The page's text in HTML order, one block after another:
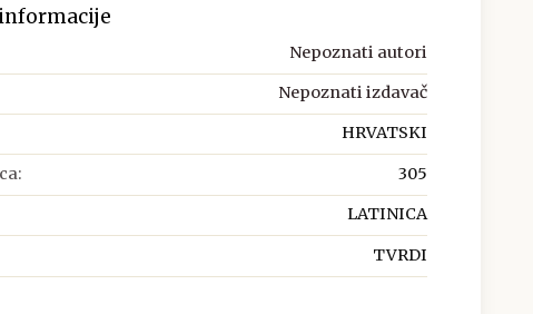
Nepoznati autori
Nepoznati izdavač
HRVATSKI
305
LATINICA
TVRDI